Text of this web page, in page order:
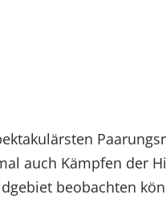
auch Kämpfen der
beobachten